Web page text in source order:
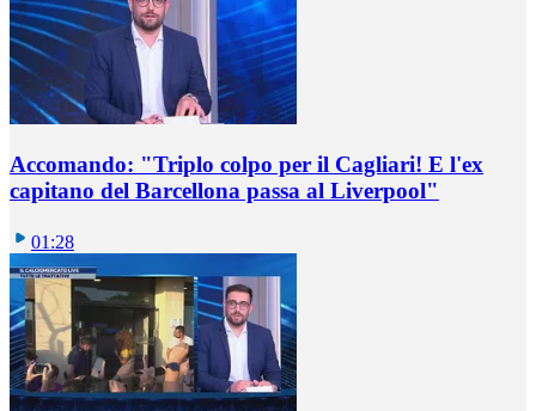
Accomando: "Triplo colpo per il Cagliari! E l'ex
capitano del Barcellona passa al Liverpool"
01:28